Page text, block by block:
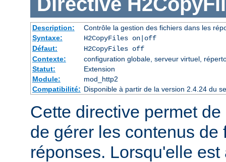
Description:
Contrôle la gestion des fichiers dans les
Syntaxe:
H2CopyFiles on|off
Défaut:
H2CopyFiles off
Contexte:
configuration globale, serveur virtuel,
Statut:
Extension
Module:
mod_http2
Compatibilité: Disponible à partir de la version 2.4.24 du
Cette directive permet
de gérer les contenus de
réponses. Lorsqu'elle